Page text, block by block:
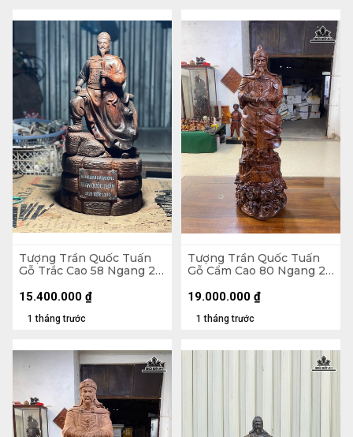
Tượng Trần Quốc Tuấn
Gỗ Trắc Cao 58 Ngang 27
1 tháng trước
15.400.000 ₫
Tượng Trần Quốc Tuấn
Gỗ Cẩm Cao 80 Ngang 26
1 tháng trước
19.000.000 ₫